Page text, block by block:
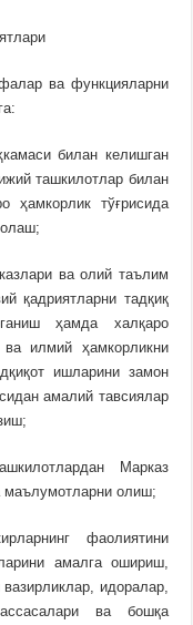
ва функцияларни
билан келишган
ташкилотлар билан
ҳамкорлик тўғрисида
ва олий таълим
қадриятларни тадқиқ
ҳамда халқаро
илмий ҳамкорликни
ишларини замон
амалий тавсиялар
Марказ
маълумотларни олиш;
фаолиятини
амалга ошириш,
идоралар,
ва бошқа